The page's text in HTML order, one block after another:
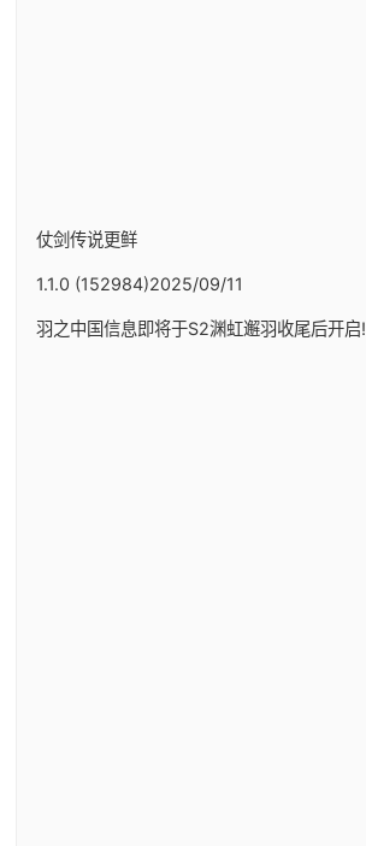
仗剑传说更鲜
1.1.0 (152984)2025/09/11
羽之中国信息即将于S2渊虹邂羽收尾后开启!